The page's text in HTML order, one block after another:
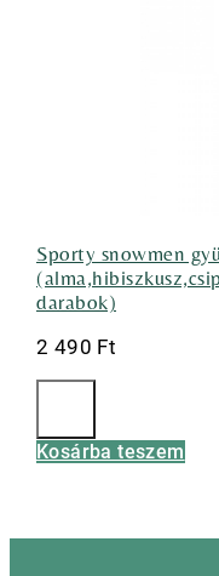
Sporty snowmen
darabok)
2 490 Ft
Kosárba teszem